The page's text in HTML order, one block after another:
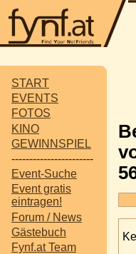
START
EVENTS
FOTOS
KINO
GEWINNSPIEL
-----------------------
Event-Suche
Event gratis
eintragen!
Forum / News
Gästebuch
Fynf.at Team